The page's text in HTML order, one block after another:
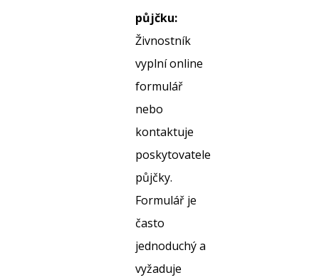
půjčku:
Živnostník
vyplní online
formulář
nebo
kontaktuje
poskytovatele
půjčky.
Formulář je
často
jednoduchý a
vyžaduje